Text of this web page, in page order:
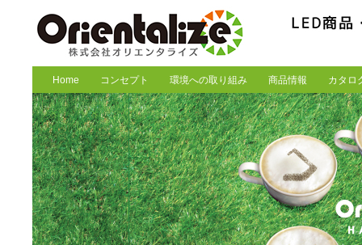
Home コンセプト 環境への取り組み 商品情報 カタロ